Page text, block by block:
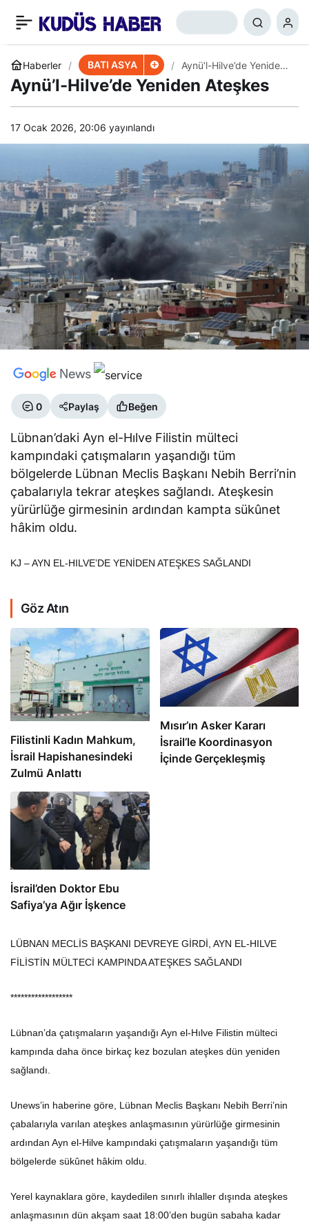
Haberler BATI ASYA
Aynü’l-Hilve’de Yeniden
Ateşkes
Aynü’l-Hilve’de Yeniden Ateşkes
17 Ocak 2026, 20:06 yayınlandı
0 Paylaş Beğen
Lübnan’daki Ayn el-Hılve Filistin mülteci
kampındaki çatışmaların yaşandığı tüm
bölgelerde Lübnan Meclis Başkanı Nebih Berri’nin
çabalarıyla tekrar ateşkes sağlandı. Ateşkesin
yürürlüğe girmesinin ardından kampta sükûnet
hâkim oldu.
KJ – AYN EL-HILVE’DE YENİDEN ATEŞKES SAĞLANDI
Göz Atın
Filistinli Kadın Mahkum,
İsrail Hapishanesindeki
Zulmü Anlattı
Mısır’ın Asker Kararı
İsrail’le Koordinasyon
İçinde Gerçekleşmiş
İsrail’den Doktor Ebu
Safiya’ya Ağır İşkence
LÜBNAN MECLİS BAŞKANI DEVREYE GİRDİ, AYN EL-HILVE
FİLİSTİN MÜLTECİ KAMPINDA ATEŞKES SAĞLANDI
******************
Lübnan’da çatışmaların yaşandığı Ayn el-Hılve Filistin mülteci
kampında daha önce birkaç kez bozulan ateşkes dün yeniden
sağlandı.
Unews’in haberine göre, Lübnan Meclis Başkanı Nebih Berri’nin
çabalarıyla varılan ateşkes anlaşmasının yürürlüğe girmesinin
ardından Ayn el-Hilve kampındaki çatışmaların yaşandığı tüm
bölgelerde sükûnet hâkim oldu.
Yerel kaynaklara göre, kaydedilen sınırlı ihlaller dışında ateşkes
anlaşmasının dün akşam saat 18:00’den bugün sabaha kadar
Ensarullah Liderinden
Mevlid-i Nebi Çağrısı
+ 0 Paylaş